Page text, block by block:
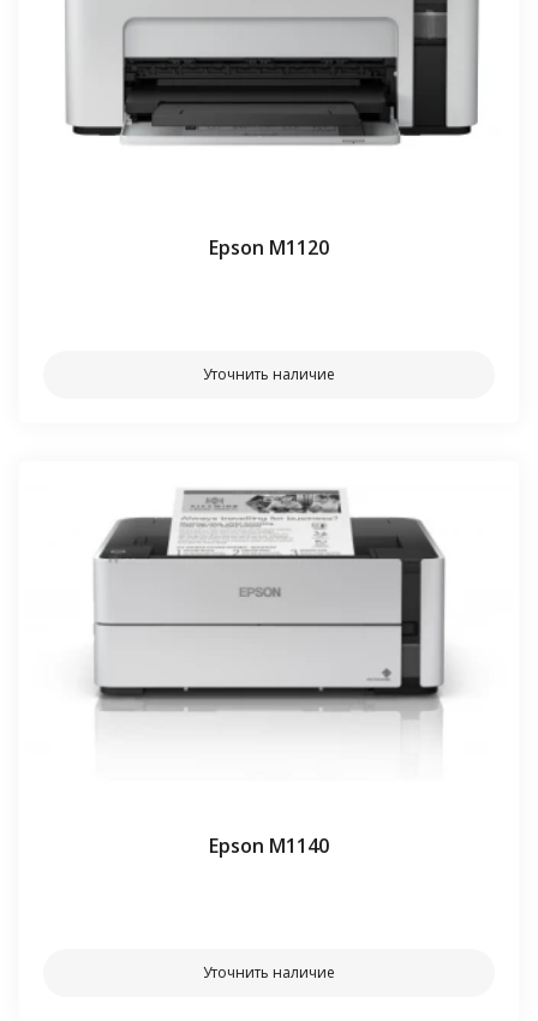
Epson M1120
Уточнить наличие
Epson M1140
Уточнить наличие